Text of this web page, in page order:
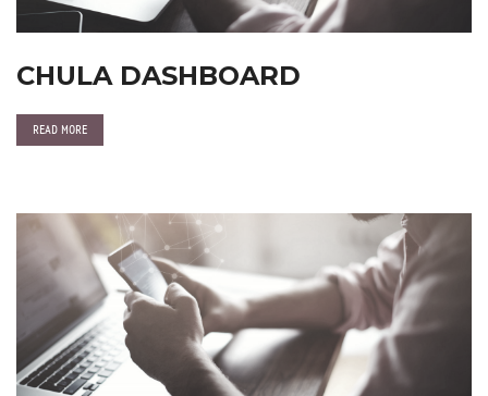
CHULA DASHBOARD
READ MORE